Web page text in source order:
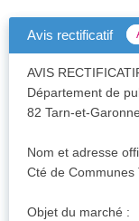
Avis rectificatif
AVIS
Département de
82 Tarn-et-Garonne
Nom et adresse
Cté de Communes
Objet du marché :